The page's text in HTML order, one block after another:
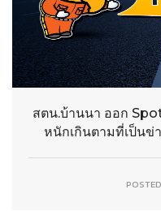
สตน.บ้านนา ออก
หนักเกินตามที่เป็น